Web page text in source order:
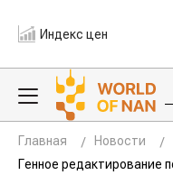
Индекс цен
Главная
Новости
Генное редактирование